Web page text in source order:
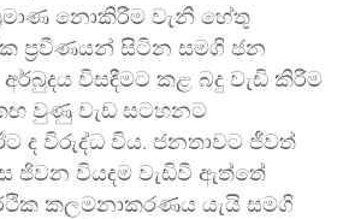
නොකිරීම වැනි හේතු
ප්‍රවීණයන් සිටින සමගි ජන
විසඳීමට කළ බදු වැඩි කිරීම
වුණු වැඩ සටහනට
ද විරුද්ධ විය. ජනතාවට ජීවත්
ජිවන වියදම වැඩිවී ඇත්තේ
කලමනාකරණය යැයි සමගි